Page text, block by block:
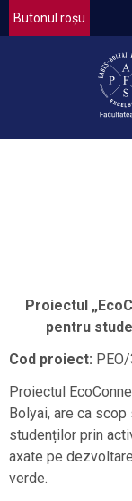
Butonul roșu
Proiectul
pentru
Cod proiect:
Proiectul
Bolyai, are ca
studenților prin
axate pe
verde.